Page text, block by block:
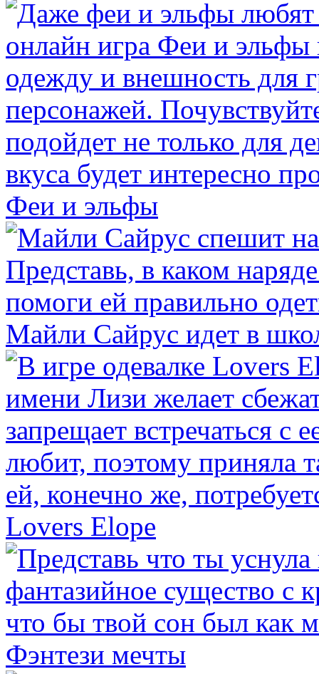
Феи и эльфы
Майли Сайрус идет в
Lovers Elope
Фэнтези мечты